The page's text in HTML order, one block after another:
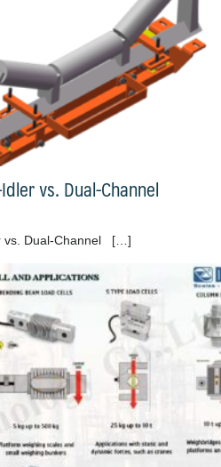
vs. Dual-Channel
vs. Dual-Channel […]